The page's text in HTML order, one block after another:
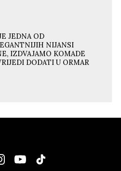
JEDNA OD
NIJANSI
IZDVAJAMO KOMADE
DODATI U ORMAR